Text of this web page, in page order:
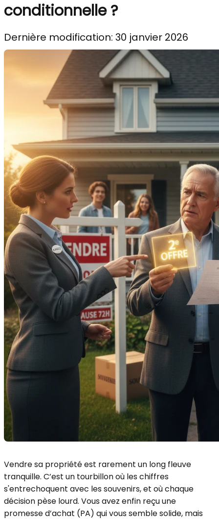
conditionnelle ?
Dernière modification: 30 janvier 2026
Vendre sa propriété est rarement un long fleuve
tranquille. C’est un tourbillon où les chiffres
s'entrechoquent avec les souvenirs, et où chaque
décision pèse lourd. Vous avez enfin reçu une
promesse d’achat (PA) qui vous semble solide, mais